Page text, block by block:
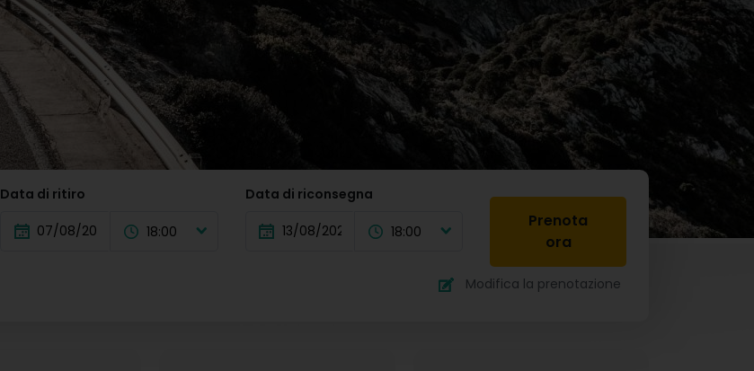
Data di ritiro
18:00
Data di riconsegna
18:00
Prenota
ora
Modifica la prenotazione